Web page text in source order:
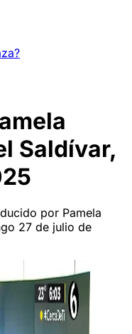
Saldívar,
por Pamela
27 de julio de